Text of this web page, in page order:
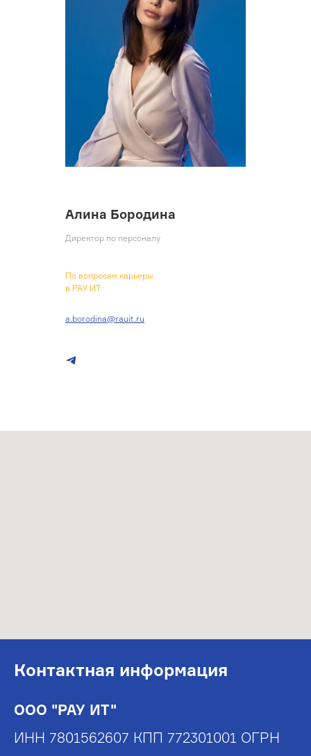
Алина Бородина
Директор по персоналу
По вопросам карьеры
в РАУ ИТ
a.borodina@rauit.ru
Контактная информация
ООО "РАУ ИТ"
ИНН 7801562607 КПП 772301001 ОГРН